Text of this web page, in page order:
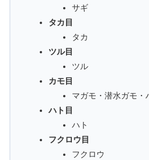
サギ
タカ目
タカ
ツル目
ツル
カモ目
マガモ・潜水ガモ・
ハト目
ハト
フクロウ目
フクロウ